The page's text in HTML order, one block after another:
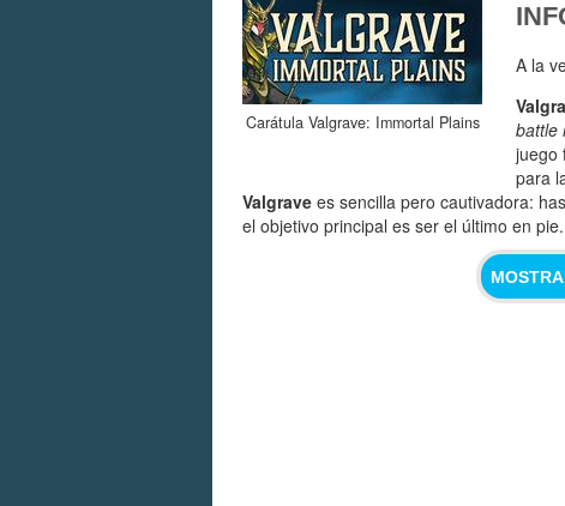
Carátula Valgrave: Immortal Plains
A la
battle
juego
para
Valgrave es sencilla pero cautivadora:
el objetivo principal es ser el último en pie.